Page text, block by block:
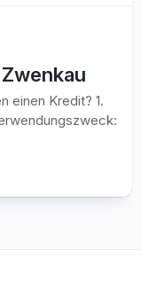
einen Kredit? 1.